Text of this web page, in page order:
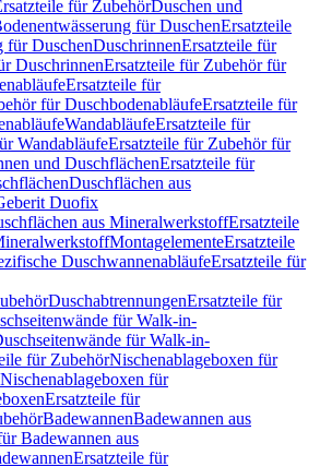
für ZubehörDuschen und
für DuschenErsatzteile
für DuschenDuschrinnenErsatzteile für
DuschrinnenErsatzteile für Zubehör für
Ersatzteile für
für DuschbodenabläufeErsatzteile für
WandabläufeErsatzteile für
WandabläufeErsatzteile für Zubehör für
und DuschflächenErsatzteile für
Duschflächen aus
Duofix
aus MineralwerkstoffErsatzteile
MontagelementeErsatzteile
DuschwannenabläufeErsatzteile für
DuschabtrennungenErsatzteile für
für Walk-in-
für Walk-in-
für ZubehörNischenablageboxen für
für
Ersatzteile für
BadewannenBadewannen aus
Badewannen aus
Ersatzteile für